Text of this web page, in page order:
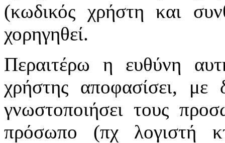
(κωδικός χρήστη και
χορηγηθεί.
Περαιτέρω η ευθύνη
χρήστης αποφασίσει, με
γνωστοποιήσει τους
πρόσωπο (πχ λογιστή